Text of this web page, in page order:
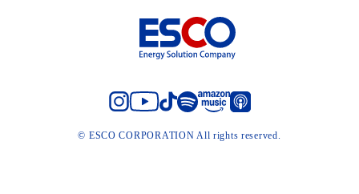
© ESCO CORPORATION All rights reserved.